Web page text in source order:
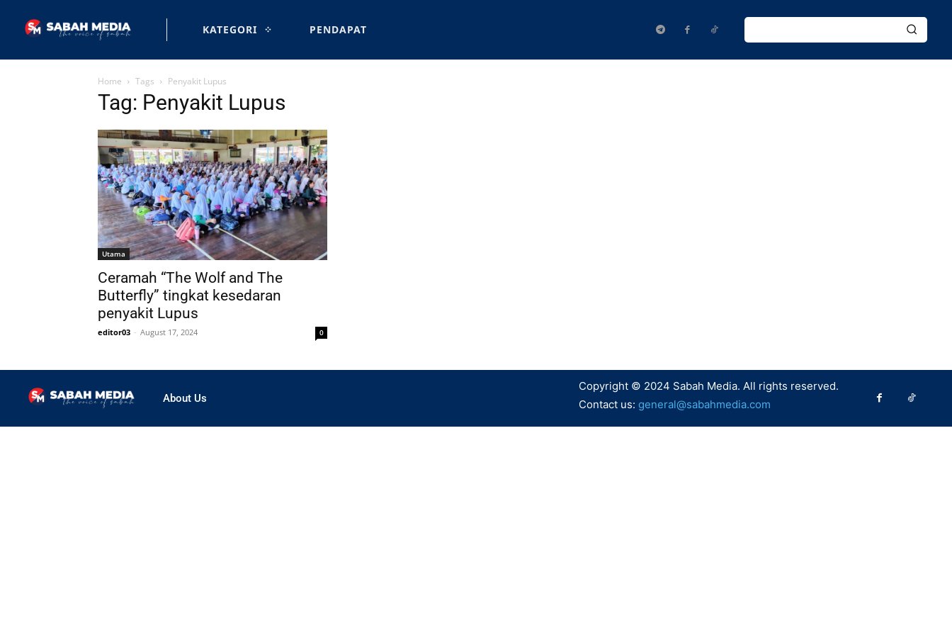
KATEGORI PENDAPAT
Home Tags Penyakit Lupus
Tag: Penyakit Lupus
Utama
Ceramah “The Wolf and The
Butterfly” tingkat kesedaran
penyakit Lupus
editor03 - August 17, 2024 0
About Us
Copyright © 2024 Sabah Media. All rights reserved.
Contact us: general@sabahmedia.com